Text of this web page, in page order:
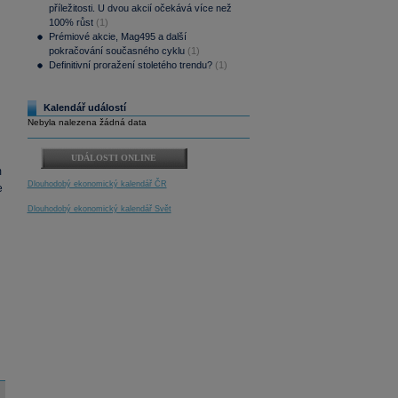
příležitosti. U dvou akcií očekává více než
100% růst (1)
Prémiové akcie, Mag495 a další
pokračování současného cyklu (1)
Definitivní proražení stoletého trendu? (1)
Kalendář událostí
Nebyla nalezena žádná data
UDÁLOSTI ONLINE
Dlouhodobý ekonomický kalendář ČR
Dlouhodobý ekonomický kalendář Svět